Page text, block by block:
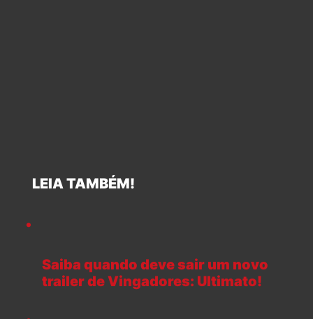
LEIA TAMBÉM!
Saiba quando deve sair um novo
trailer de Vingadores: Ultimato!